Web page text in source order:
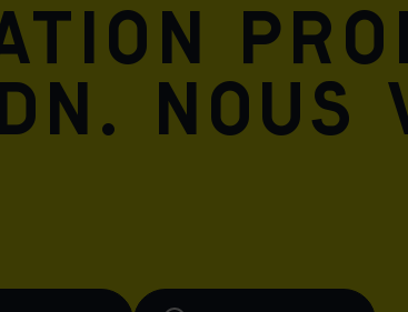
Nous